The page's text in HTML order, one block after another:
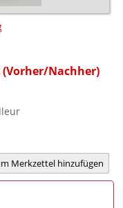
Nachher)
Merkzettel hinzufügen